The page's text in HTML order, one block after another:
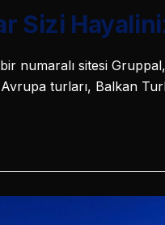
Sizi
bir numaralı sitesi
turları, Balkan